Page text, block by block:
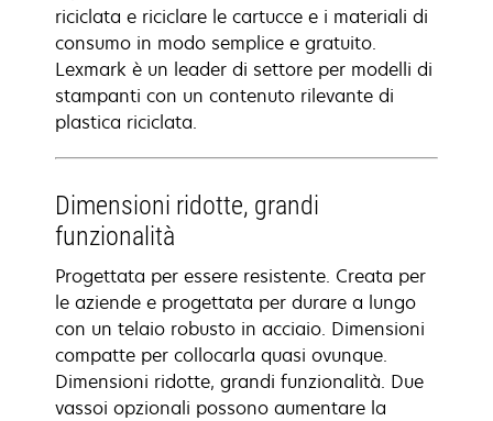
riciclata e riciclare le cartucce e i materiali di
consumo in modo semplice e gratuito.
Lexmark è un leader di settore per modelli di
stampanti con un contenuto rilevante di
plastica riciclata.
Dimensioni ridotte, grandi
funzionalità
Progettata per essere resistente. Creata per
le aziende e progettata per durare a lungo
con un telaio robusto in acciaio. Dimensioni
compatte per collocarla quasi ovunque.
Dimensioni ridotte, grandi funzionalità. Due
vassoi opzionali possono aumentare la